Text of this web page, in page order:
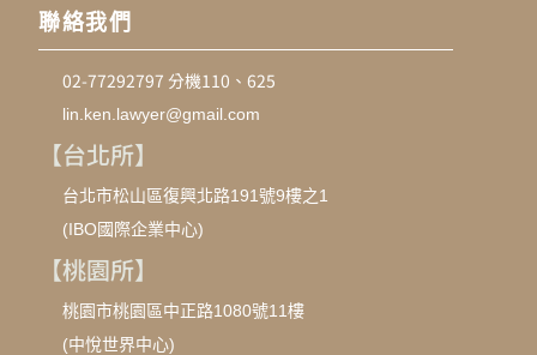
聯絡我們
02-77292797 分機110、625
lin.ken.lawyer@gmail.com
【台北所】
台北市松山區復興北路191號9樓之1
(IBO國際企業中心)
【桃園所】
桃園市桃園區中正路1080號11樓
(中悅世界中心)